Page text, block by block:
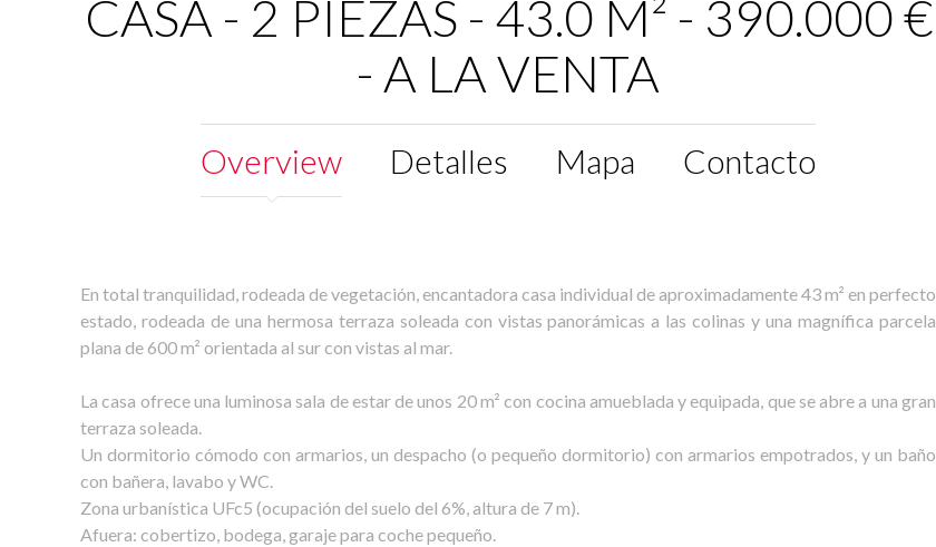
CASA - 2 PIEZAS - 43.0 M² - 390.000 €
- A LA VENTA
Overview Detalles Mapa Contacto
En total tranquilidad, rodeada de vegetación, encantadora casa individual de aproximadamente 43 m² en perfecto
estado, rodeada de una hermosa terraza soleada con vistas panorámicas a las colinas y una magnífica parcela
plana de 600 m² orientada al sur con vistas al mar.
La casa ofrece una luminosa sala de estar de unos 20 m² con cocina amueblada y equipada, que se abre a una gran
terraza soleada.
Un dormitorio cómodo con armarios, un despacho (o pequeño dormitorio) con armarios empotrados, y un baño
con bañera, lavabo y WC.
Zona urbanística UFc5 (ocupación del suelo del 6%, altura de 7 m).
Afuera: cobertizo, bodega, garaje para coche pequeño.